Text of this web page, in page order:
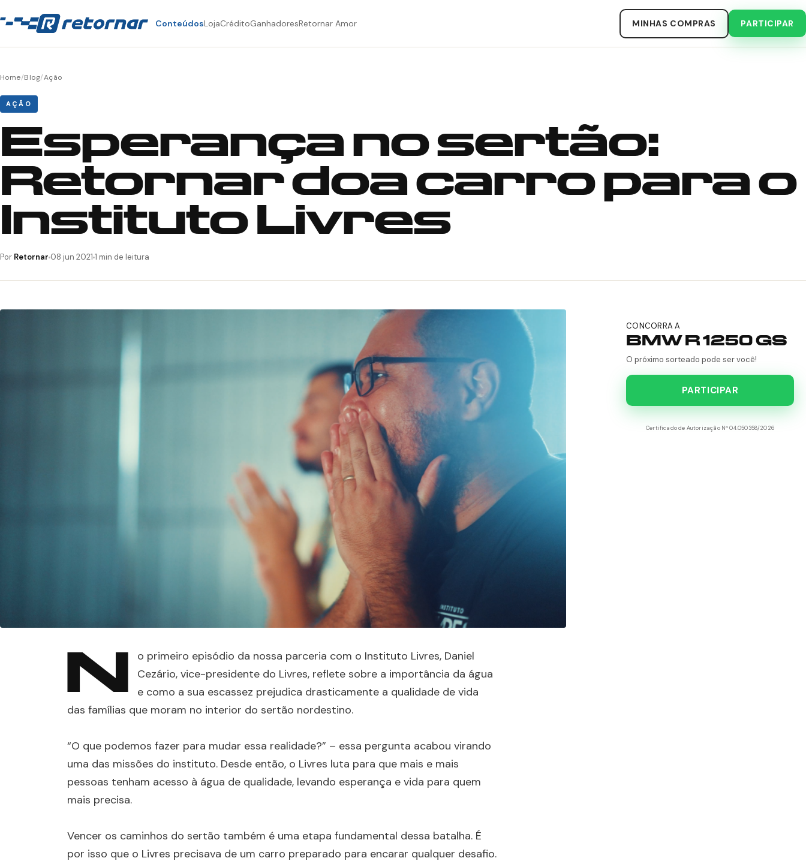
ConteúdosLojaCréditoGanhadoresRetornar Amor MINHAS COMPRAS PARTICIPAR
Home/Blog/Ação
AÇÃO
Esperança no sertão:
Retornar doa carro para o
Instituto Livres
Por Retornar 08 jun 2021 1 min de leitura
N
o primeiro episódio da nossa parceria com o Instituto Livres, Daniel
Cezário, vice-presidente do Livres, reflete sobre a importância da água
e como a sua escassez prejudica drasticamente a qualidade de vida
das famílias que moram no interior do sertão nordestino.
“O que podemos fazer para mudar essa realidade?” – essa pergunta acabou virando
uma das missões do instituto. Desde então, o Livres luta para que mais e mais
pessoas tenham acesso à água de qualidade, levando esperança e vida para quem
mais precisa.
Vencer os caminhos do sertão também é uma etapa fundamental dessa batalha. É
por isso que o Livres precisava de um carro preparado para encarar qualquer desafio.
CONCORRA A
BMW R 1250 GS
O próximo sorteado pode ser você!
PARTICIPAR
Certificado de Autorização Nº 04.050358/2026